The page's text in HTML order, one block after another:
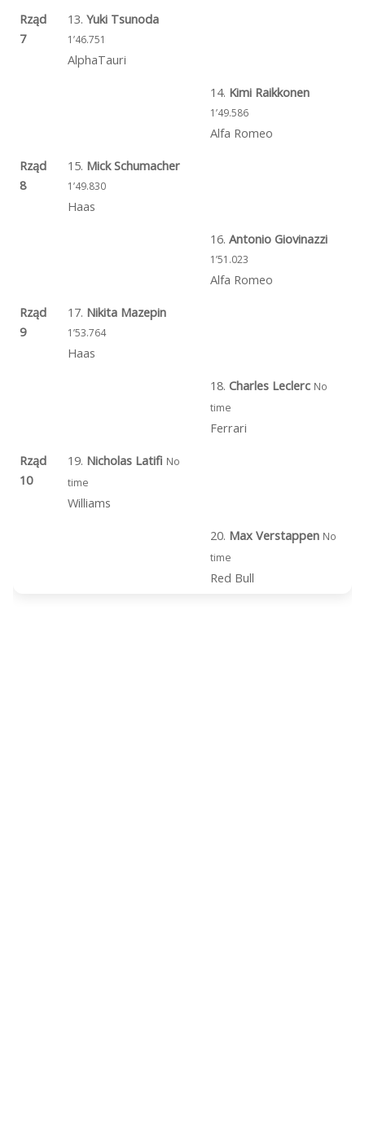
Rząd
7
13. Yuki Tsunoda
1’46.751
AlphaTauri
14. Kimi Raikkonen
1’49.586
Alfa Romeo
Rząd
8
15. Mick Schumacher
1’49.830
Haas
16. Antonio Giovinazzi
1’51.023
Alfa Romeo
Rząd
9
17. Nikita Mazepin
1’53.764
Haas
18. Charles Leclerc No
time
Ferrari
Rząd
10
19. Nicholas Latifi No
time
Williams
20. Max Verstappen No
time
Red Bull